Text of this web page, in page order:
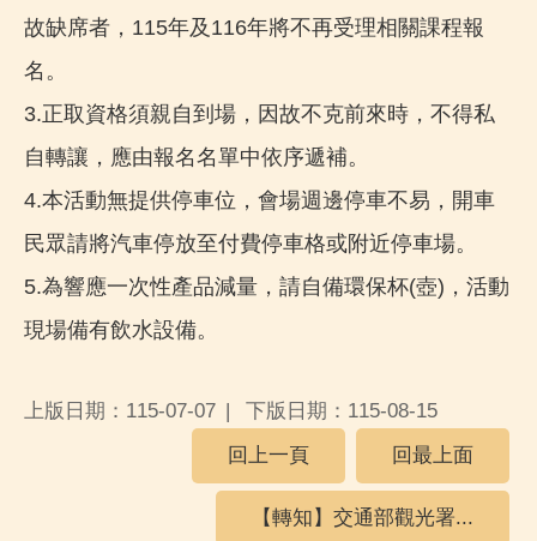
故缺席者，115年及116年將不再受理相關課程報
名。
3.正取資格須親自到場，因故不克前來時，不得私
自轉讓，應由報名名單中依序遞補。
4.本活動無提供停車位，會場週邊停車不易，開車
民眾請將汽車停放至付費停車格或附近停車場。
5.為響應一次性產品減量，請自備環保杯(壺)，活動
現場備有飲水設備。
上版日期：115-07-07
下版日期：115-08-15
回上一頁
回最上面
【轉知】交通部觀光署...